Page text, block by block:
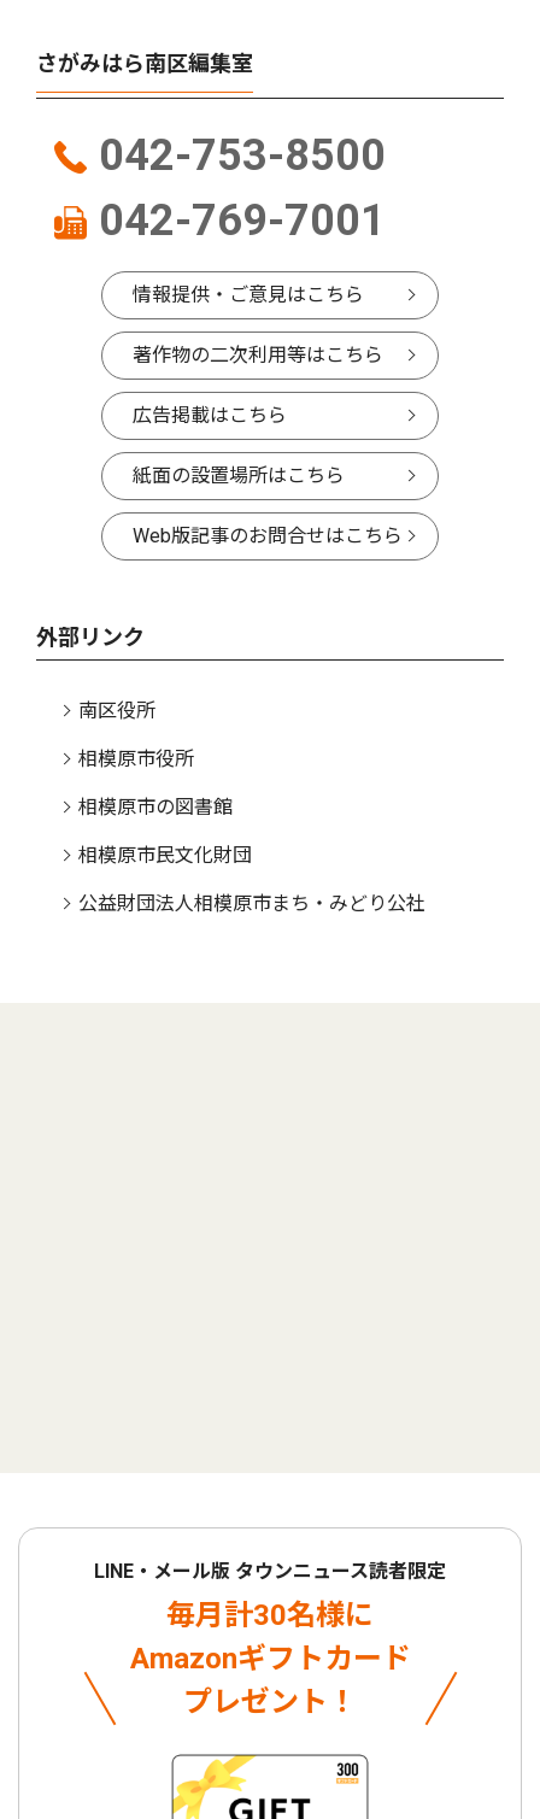
さがみはら南区編集室
042-753-8500
042-769-7001
情報提供・ご意見はこちら
著作物の二次利用等はこちら
広告掲載はこちら
紙面の設置場所はこちら
Web版記事のお問合せはこちら
外部リンク
南区役所
相模原市役所
相模原市の図書館
相模原市民文化財団
公益財団法人相模原市まち・みどり公社
LINE・メール版 タウンニュース読者限定
毎月計30名様に
Amazonギフトカード
プレゼント！